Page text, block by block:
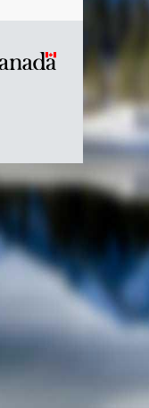
Symbole
du
Canada